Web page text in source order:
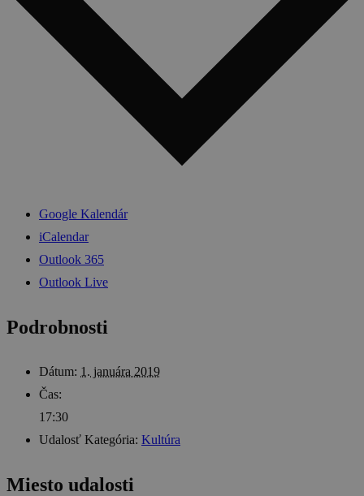
Google Kalendár
iCalendar
Outlook 365
Outlook Live
Podrobnosti
Dátum: 1. januára 2019
Čas:
17:30
Udalosť Kategória: Kultúra
Miesto udalosti